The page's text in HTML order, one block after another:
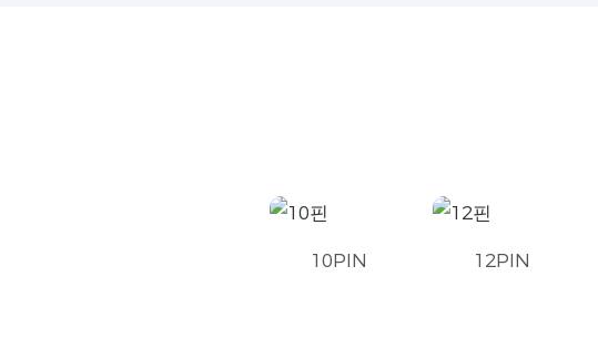
10PIN 12PIN